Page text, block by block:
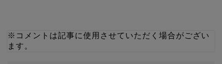
※コメントは記事に使用させていただく場合がござい
ます。